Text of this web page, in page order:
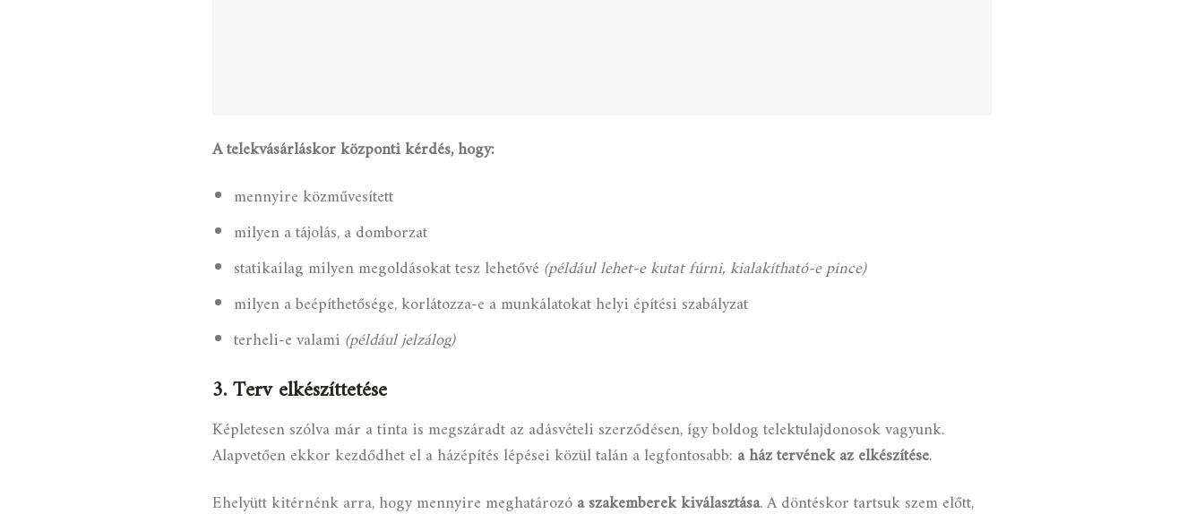
A telekvásárláskor központi kérdés, hogy:
mennyire közművesített
milyen a tájolás, a domborzat
statikailag milyen megoldásokat tesz lehetővé (például lehet-e kutat fúrni, kialakítható-e pince)
milyen a beépíthetősége, korlátozza-e a munkálatokat helyi építési szabályzat
terheli-e valami (például jelzálog)
3. Terv elkészíttetése
Képletesen szólva már a tinta is megszáradt az adásvételi szerződésen, így boldog telektulajdonosok vagyunk.
Alapvetően ekkor kezdődhet el a házépítés lépései közül talán a legfontosabb: a ház tervének az elkészítése.
Ehelyütt kitérnénk arra, hogy mennyire meghatározóa szakemberek kiválasztása. A döntéskor tartsuk szem előtt,